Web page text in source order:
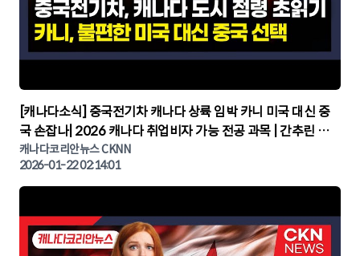
▶
[캐나다소식] 중국전기차 캐나다 상륙 임박 카니 미국 대신 중
국 손잡나| 2026 캐나다 취업비자 가능 전공 과목 | 간추린 캐
나다뉴스 | CKNNEWS, 캐나다코리안뉴스
캐나다코리안뉴스 CKNN
2026-01-22 02:14:01